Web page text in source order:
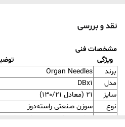
نقد و بررسی
مشخصات فنی
ویژگی
برند
Organ Needles
مدل
DBx1
سایز
۲۱ (معادل ۱۳۰/۲۱)
نوع
سوزن صنعتی راسته‌دوز
کاربرد
مناسب برای دوخت پارچه‌های